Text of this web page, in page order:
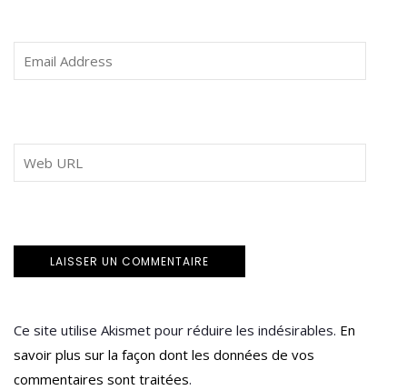
Ce site utilise Akismet pour réduire les indésirables. En
savoir plus sur la façon dont les données de vos
commentaires sont traitées.